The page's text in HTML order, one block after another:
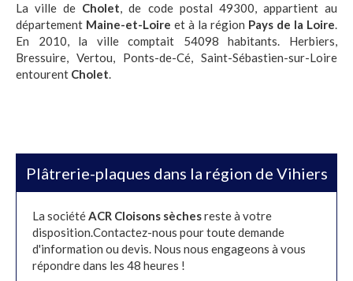
La ville de Cholet, de code postal 49300, appartient au
département Maine-et-Loire et à la région Pays de la Loire.
En 2010, la ville comptait 54098 habitants. Herbiers,
Bressuire, Vertou, Ponts-de-Cé, Saint-Sébastien-sur-Loire
entourent Cholet.
Plâtrerie-plaques dans la région de Vihiers
La sociétéACR Cloisons sèchesreste à votre
disposition.Contactez-nous pour toute demande
d'information ou devis. Nous nous engageons à vous
répondre dans les 48 heures !